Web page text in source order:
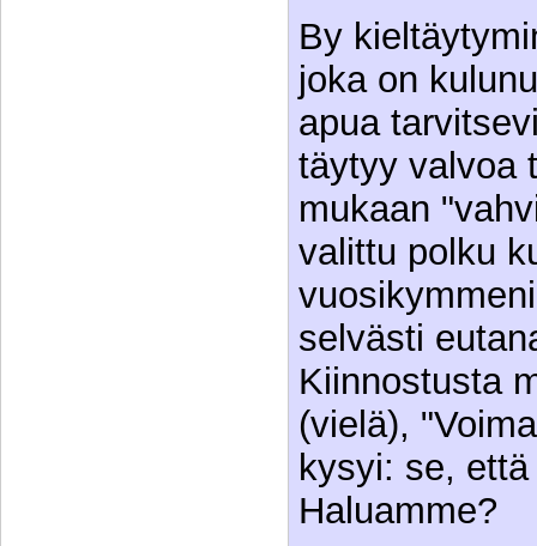
By
joka on
apua
täytyy valvoa
mukaan
valittu polku
selvästi
Kiinnostusta
(vielä),
kysyi: se,
Haluamme?